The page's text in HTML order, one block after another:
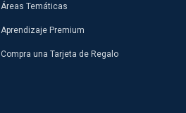
Áreas Temáticas
Aprendizaje Premium
Compra una Tarjeta de Regalo